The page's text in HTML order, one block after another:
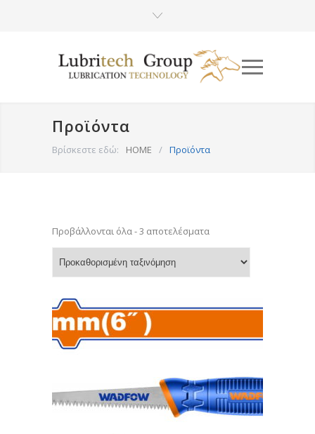
Προϊόντα
Βρίσκεστε εδώ: HOME / Προϊόντα
Προβάλλονται όλα - 3 αποτελέσματα